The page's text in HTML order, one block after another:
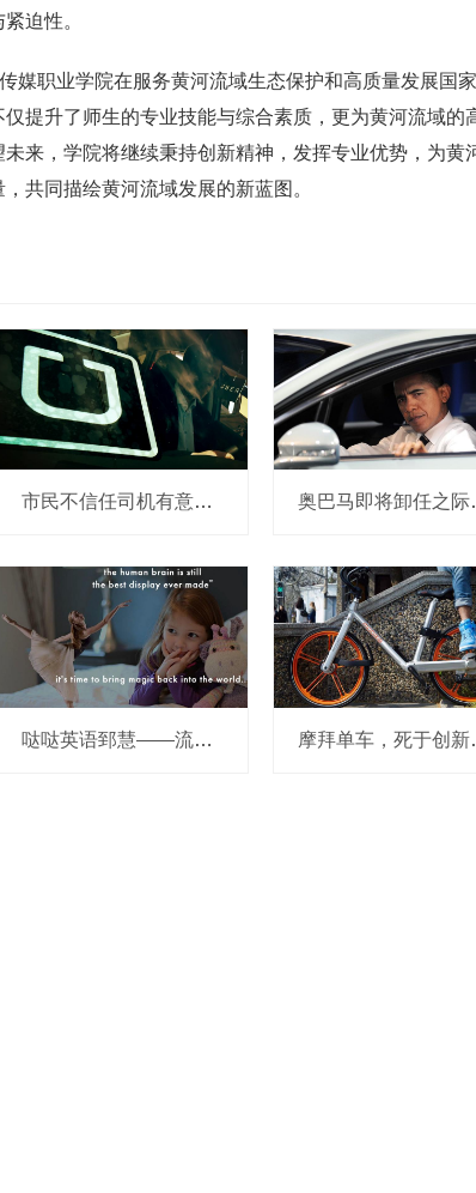
迫性。
媒职业学院在服务黄河流域生态保护和高质量发展国
提升了师生的专业技能与综合素质，更为黄河流域的
来，学院将继续秉持创新精神，发挥专业优势，为黄
共同描绘黄河流域发展的新蓝图。
市民不信任司机有意见，Uber的匹兹堡自动驾驶路试难度不小，路况也来捣乱 奥巴马
哒哒英语郅慧——流量这杯毒酒，你还喝吗？ 摩拜